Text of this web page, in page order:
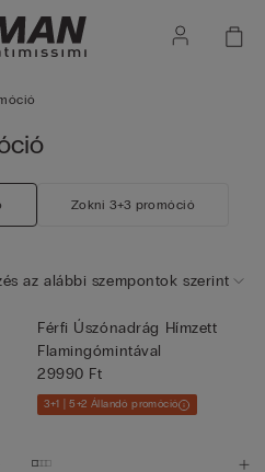
Zokni 3+3 promóció
az alábbi szempontok szerint
Férfi Úszónadrág Hímzett
Flamingómintával
29990 Ft
3+1 | 5+2 Állandó promóció